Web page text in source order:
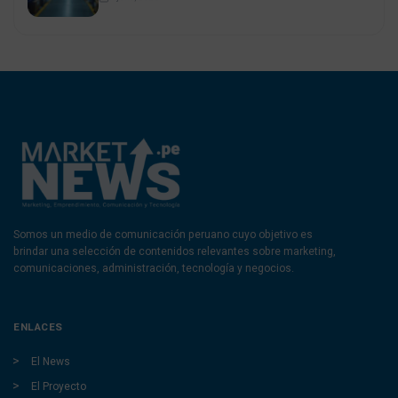
Somos un medio de comunicación peruano cuyo objetivo es
brindar una selección de contenidos relevantes sobre marketing,
comunicaciones, administración, tecnología y negocios.
ENLACES
El News
El Proyecto